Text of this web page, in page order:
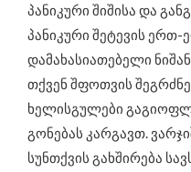
პანიკური შიშისა და
პანიკური შეტევის
დამახასიათებელი
თქვენ შფოთვის
ხელისგულები
გონებას კარგავთ.
სუნთქვის გახშირება